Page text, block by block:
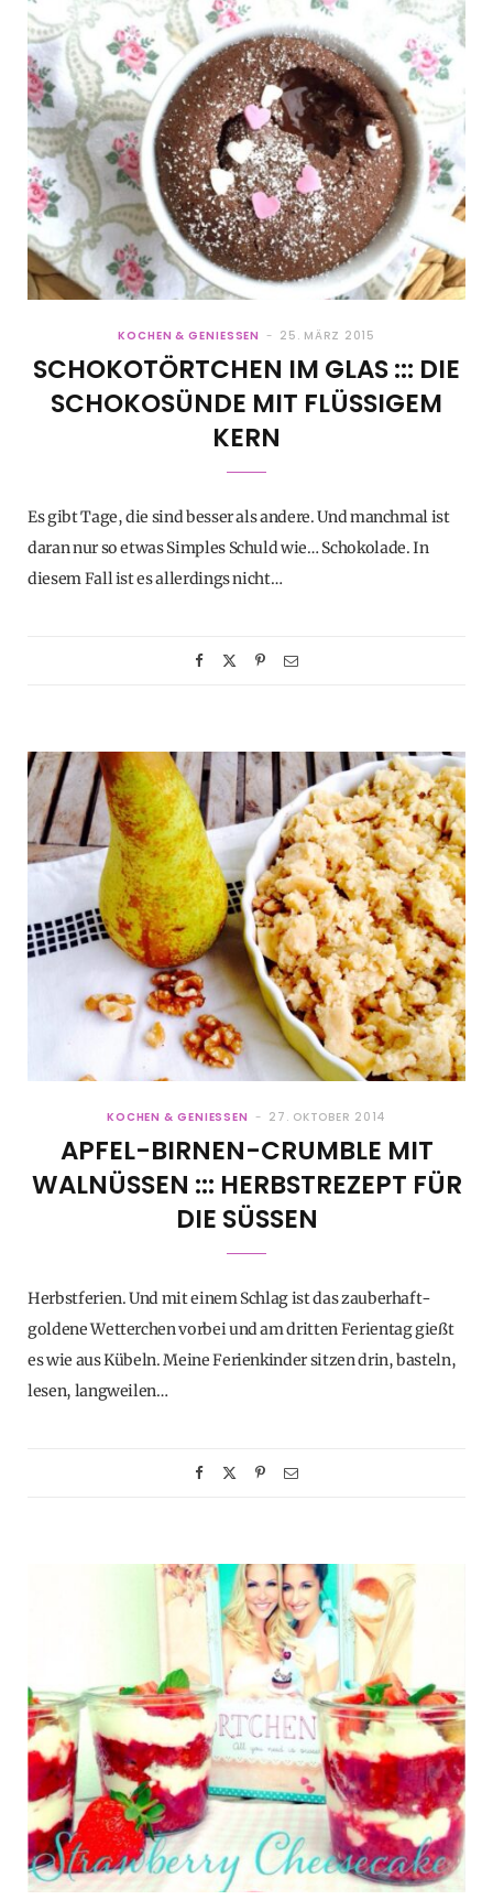
KOCHEN & GENIESSEN 25. MÄRZ 2015
SCHOKOTÖRTCHEN IM GLAS ::: DIE
SCHOKOSÜNDE MIT FLÜSSIGEM
KERN
Es gibt Tage, die sind besser als andere. Und manchmal ist
daran nur so etwas Simples Schuld wie… Schokolade. In
diesem Fall ist es allerdings nicht…
KOCHEN & GENIESSEN 27. OKTOBER 2014
APFEL-BIRNEN-CRUMBLE MIT
WALNÜSSEN ::: HERBSTREZEPT FÜR
DIE SÜSSEN
Herbstferien. Und mit einem Schlag ist das zauberhaft-
goldene Wetterchen vorbei und am dritten Ferientag gießt
es wie aus Kübeln. Meine Ferienkinder sitzen drin, basteln,
lesen, langweilen…